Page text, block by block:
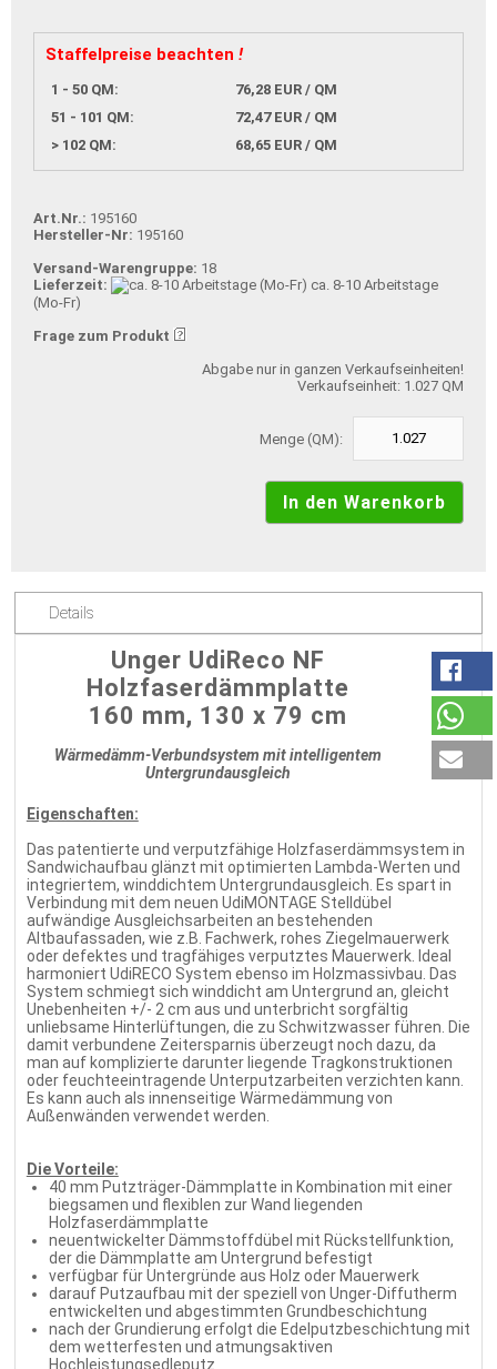
Staffelpreise beachten !
1 - 50 QM:
76,28 EUR / QM
51 - 101 QM:
72,47 EUR / QM
> 102 QM:
68,65 EUR / QM
Art.Nr.: 195160
Hersteller-Nr: 195160
Versand-Warengruppe: 18
Lieferzeit:
ca. 8-10 Arbeitstage
(Mo-Fr)
Frage zum Produkt
Abgabe nur in ganzen Verkaufseinheiten!
Verkaufseinheit: 1.027 QM
Menge (QM):
Details
Unger UdiReco NF
Holzfaserdämmplatte
160 mm, 130 x 79 cm
Wärmedämm-Verbundsystem mit intelligentem
Untergrundausgleich
Eigenschaften:
Das patentierte und verputzfähige Holzfaserdämmsystem in
Sandwichaufbau glänzt mit optimierten Lambda-Werten und
integriertem, winddichtem Untergrundausgleich. Es spart in
Verbindung mit dem neuen UdiMONTAGE Stelldübel
aufwändige Ausgleichsarbeiten an bestehenden
Altbaufassaden, wie z.B. Fachwerk, rohes Ziegelmauerwerk
oder defektes und tragfähiges verputztes Mauerwerk. Ideal
harmoniert UdiRECO System ebenso im Holzmassivbau. Das
System schmiegt sich winddicht am Untergrund an, gleicht
Unebenheiten +/- 2 cm aus und unterbricht sorgfältig
unliebsame Hinterlüftungen, die zu Schwitzwasser führen. Die
damit verbundene Zeitersparnis überzeugt noch dazu, da
man auf komplizierte darunter liegende Tragkonstruktionen
oder feuchteeintragende Unterputzarbeiten verzichten kann.
Es kann auch als innenseitige Wärmedämmung von
Außenwänden verwendet werden.
Die Vorteile:
40 mm Putzträger-Dämmplatte in Kombination mit einer
biegsamen und flexiblen zur Wand liegenden
Holzfaserdämmplatte
neuentwickelter Dämmstoffdübel mit Rückstellfunktion,
der die Dämmplatte am Untergrund befestigt
verfügbar für Untergründe aus Holz oder Mauerwerk
darauf Putzaufbau mit der speziell von Unger-Diffutherm
entwickelten und abgestimmten Grundbeschichtung
nach der Grundierung erfolgt die Edelputzbeschichtung mit
dem wetterfesten und atmungsaktiven
Hochleistungsedleputz